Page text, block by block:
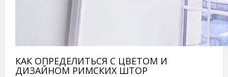
КАК ОПРЕДЕЛИТЬСЯ С ЦВЕТОМ И
ДИЗАЙНОМ РИМСКИХ ШТОР